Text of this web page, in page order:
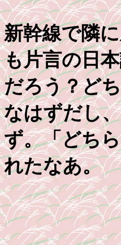
新幹線で隣
も片言の日
だろう？ど
なはずだし
ず。「どち
れたなあ。